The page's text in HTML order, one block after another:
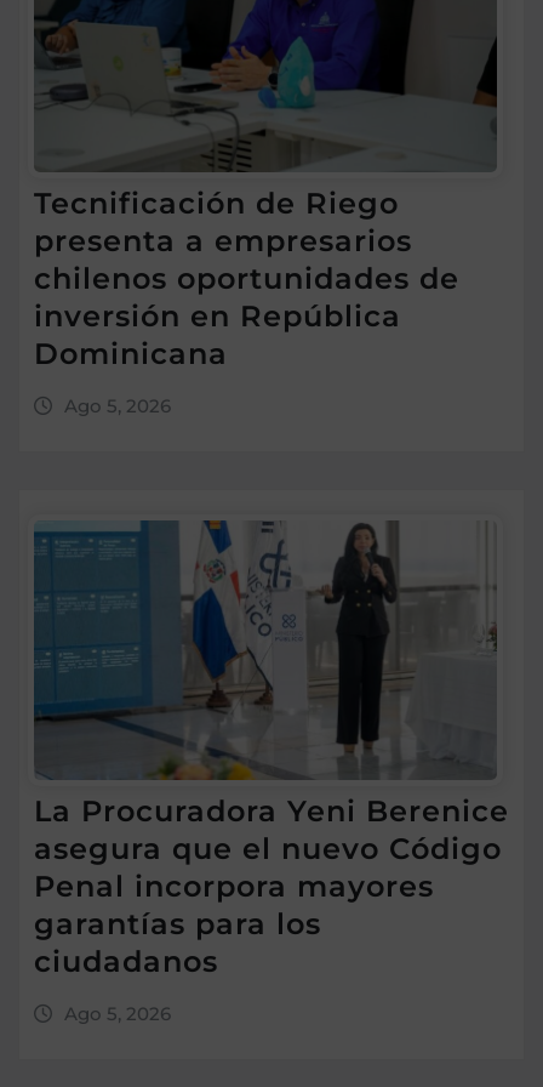
Tecnificación de Riego
presenta a empresarios
chilenos oportunidades de
inversión en República
Dominicana
Ago 5, 2026
La Procuradora Yeni Berenice
asegura que el nuevo Código
Penal incorpora mayores
garantías para los
ciudadanos
Ago 5, 2026